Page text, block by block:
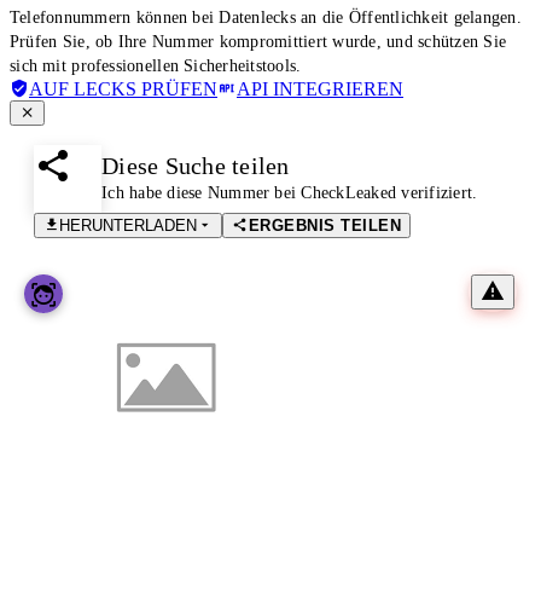
Telefonnummern können bei Datenlecks an die Öffentlichkeit gelangen.
Prüfen Sie, ob Ihre Nummer kompromittiert wurde, und schützen Sie
sich mit professionellen Sicherheitstools.
AUF LECKS PRÜFEN API INTEGRIEREN
Diese Suche teilen
Ich habe diese Nummer bei CheckLeaked verifiziert.
HERUNTERLADEN
ERGEBNIS TEILEN